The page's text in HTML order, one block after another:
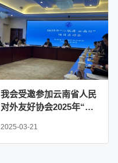
我会受邀参加云南省人民
对外友好协会2025年“心
2025-03-21